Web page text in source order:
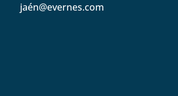
jaén@evernes.com